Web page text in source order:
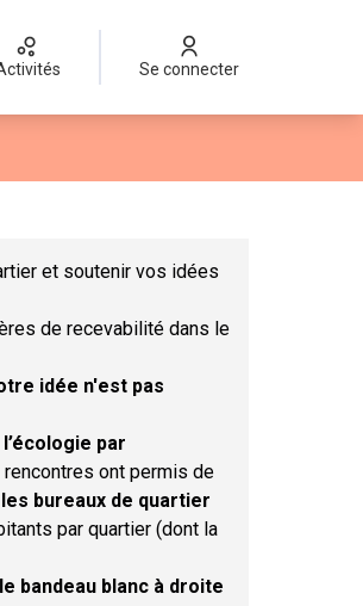
Activités Se connecter
et soutenir vos idées
de recevabilité dans le
idée n'est pas
par
rencontres ont permis de
les bureaux de quartier
par quartier (dont la
bandeau blanc à droite